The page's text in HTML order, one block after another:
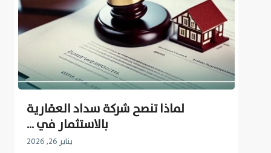
لماذا تنصح شركة سداد العقارية
بالاستثمار في ...
يناير 26, 2026